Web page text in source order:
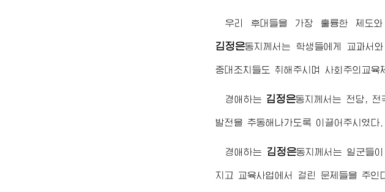
우리 후대들을 가장 훌륭한 제도
김정은동지 께서는 학생들에게 교과서
중대조치들도 취해주시며 사회주의교육
경애하는 김정은동지 께서는 전당, 전
발전을 추동해나가도록 이끌어주시였다.
경애하는 김정은동지 께서는 일군들
지고 교육사업에서 걸린 문제들을 주인